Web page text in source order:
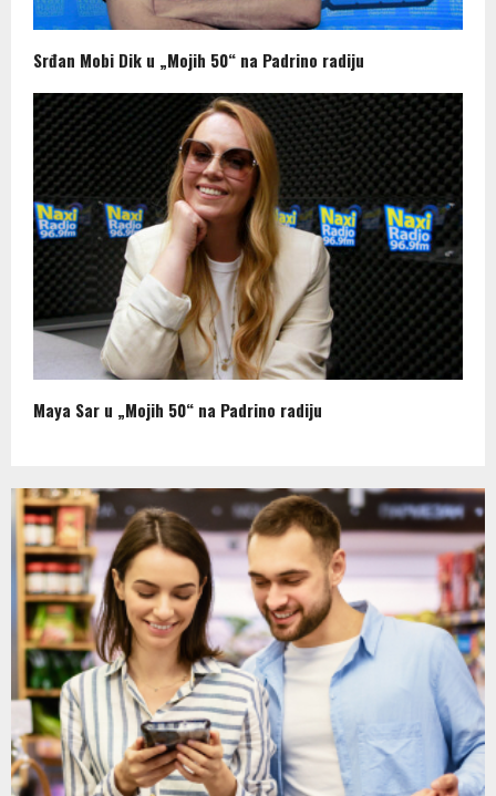
Srđan Mobi Dik u „Mojih 50“ na Padrino radiju
Maya Sar u „Mojih 50“ na Padrino radiju